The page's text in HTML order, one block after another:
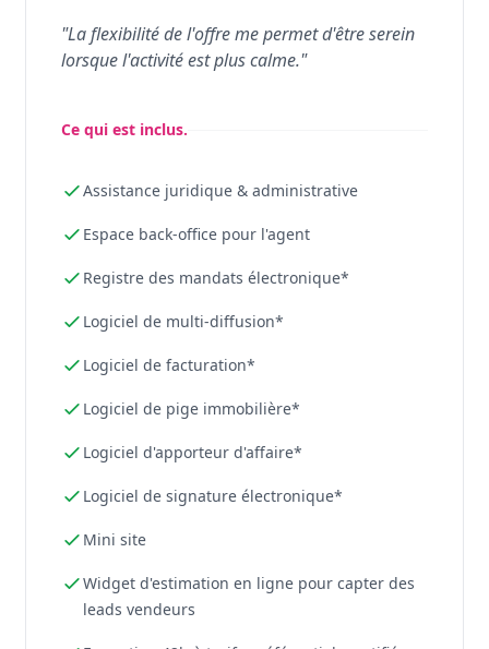
"La flexibilité de l'offre me permet d'être serein
lorsque l'activité est plus calme."
Ce qui est inclus.
Assistance juridique & administrative
Espace back-office pour l'agent
Registre des mandats électronique*
Logiciel de multi-diffusion*
Logiciel de facturation*
Logiciel de pige immobilière*
Logiciel d'apporteur d'affaire*
Logiciel de signature électronique*
Mini site
Widget d'estimation en ligne pour capter des
leads vendeurs